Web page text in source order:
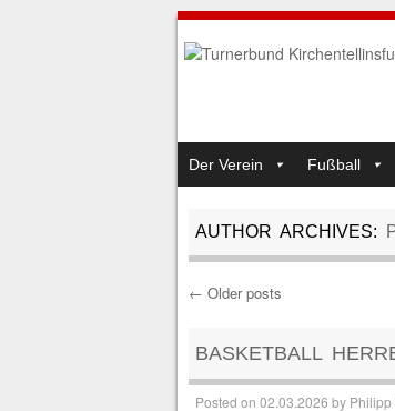
MENU
SKIP TO CONTENT
Der Verein Fußball
AUTHOR ARCHIVES:
Post
← Older posts
BASKETBALL
Posted on 02.03.2026 by